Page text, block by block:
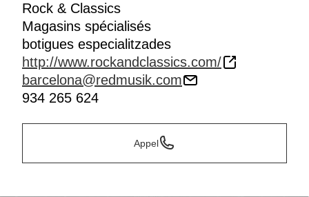
Rock & Classics
Magasins spécialisés
botigues especialitzades
http://www.rockandclassics.com/
barcelona@redmusik.com
934 265 624
Appel